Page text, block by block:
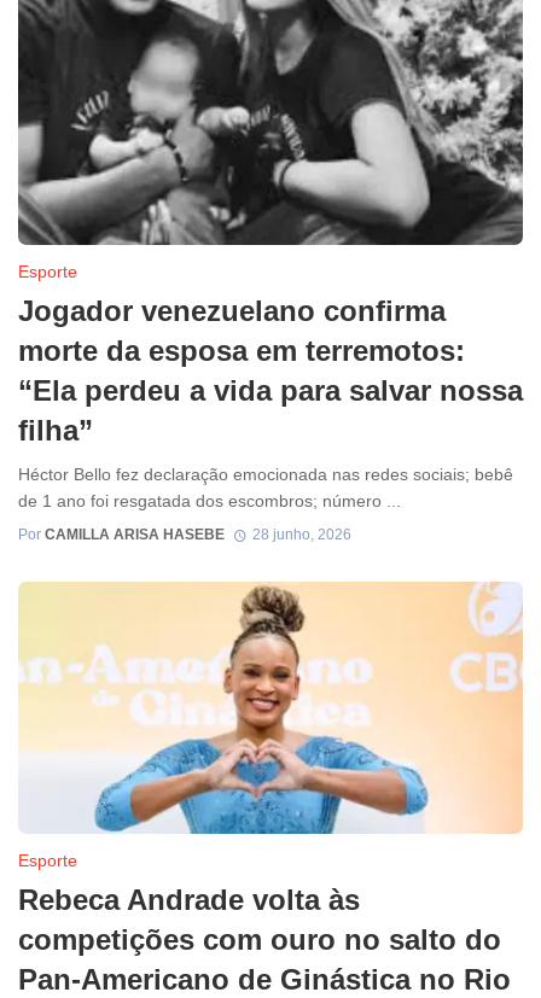
Esporte
Jogador venezuelano confirma
morte da esposa em terremotos:
“Ela perdeu a vida para salvar nossa
filha”
Héctor Bello fez declaração emocionada nas redes sociais; bebê
de 1 ano foi resgatada dos escombros; número ...
Por CAMILLA ARISA HASEBE 28 junho, 2026
Esporte
Rebeca Andrade volta às
competições com ouro no salto do
Pan-Americano de Ginástica no Rio